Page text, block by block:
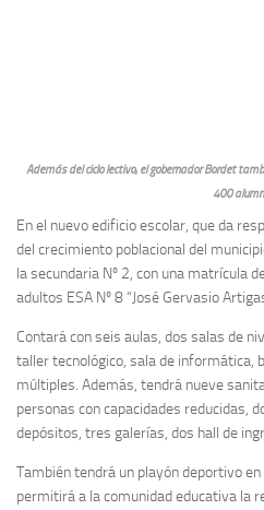
Además del ciclo lectivo, el gobernador Bordet
400
En el nuevo edificio escolar, que da
del crecimiento poblacional del
la secundaria Nº 2, con una matrícula
adultos ESA Nº 8 “José Gervasio
Contará con seis aulas, dos salas de
taller tecnológico, sala de informática,
múltiples. Además, tendrá nueve
personas con capacidades reducidas,
depósitos, tres galerías, dos hall de
También tendrá un playón deportivo
permitirá a la comunidad educativa la